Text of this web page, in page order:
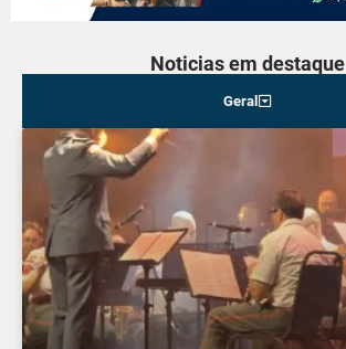
Noticias em destaque
Geral